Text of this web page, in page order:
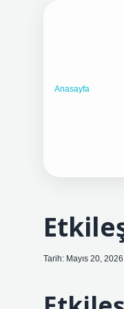
Anasayfa
Tarih: Mayıs 20, 2026